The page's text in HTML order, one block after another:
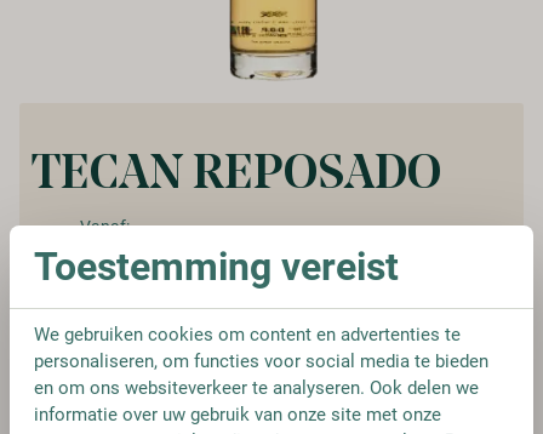
TECAN REPOSADO
Vanaf:
€ 31,95
FLES
€ 31,95
Toestemming vereist
We gebruiken cookies om content en advertenties te
personaliseren, om functies voor social media te bieden
en om ons websiteverkeer te analyseren. Ook delen we
informatie over uw gebruik van onze site met onze